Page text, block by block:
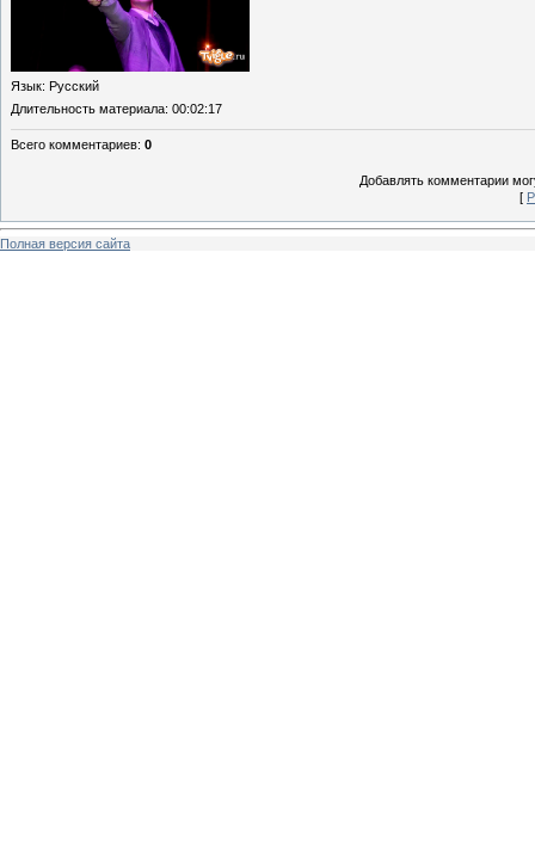
Язык: Русский
Длительность материала: 00:02:17
Всего комментариев: 0
Добавлять комментарии
[
Полная версия сайта